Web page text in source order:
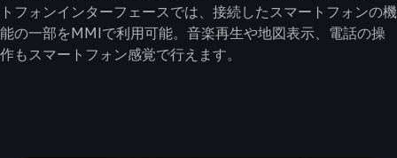
トフォンインターフェースでは、接続したスマートフォンの機
能の⼀部をMMIで利用可能。音楽再⽣や地図表示、電話の操
作もスマートフォン感覚で行えます。